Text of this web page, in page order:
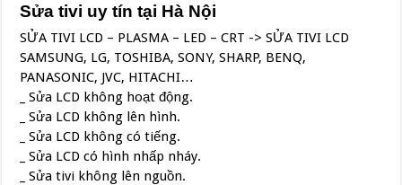
Sửa tivi uy tín tại Hà Nội
SỬA TIVI LCD – PLASMA – LED – CRT -> SỬA TIVI LCD
SAMSUNG, LG, TOSHIBA, SONY, SHARP, BENQ,
PANASONIC, JVC, HITACHI…
_ Sửa LCD không hoạt động.
_ Sửa LCD không lên hình.
_ Sửa LCD không có tiếng.
_ Sửa LCD có hình nhấp nháy.
_ Sửa tivi không lên nguồn.